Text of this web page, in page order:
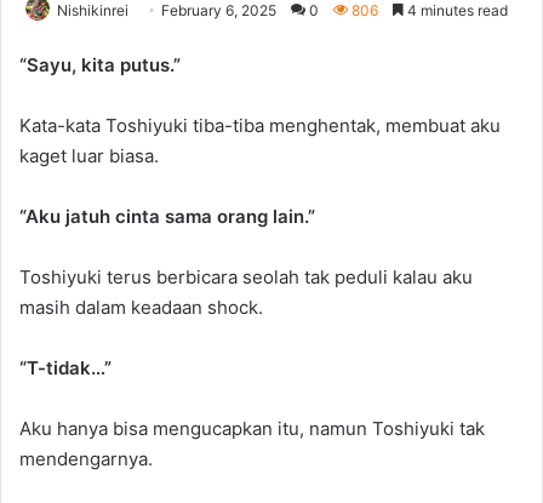
Nishikinrei February 6, 2025 0 806 4 minutes read
“Sayu, kita putus.”
Kata-kata Toshiyuki tiba-tiba menghentak, membuat aku
kaget luar biasa.
“Aku jatuh cinta sama orang lain.”
Toshiyuki terus berbicara seolah tak peduli kalau aku
masih dalam keadaan shock.
“T-tidak…”
Aku hanya bisa mengucapkan itu, namun Toshiyuki tak
mendengarnya.